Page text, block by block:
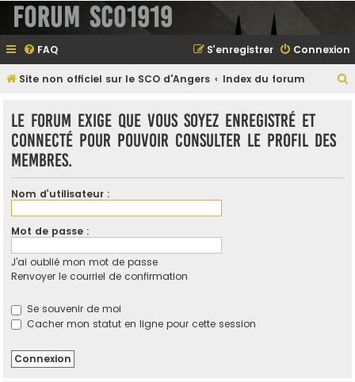
Forum SCO1919
FAQ Connexion
S’enregistrer
Site non officiel sur le SCO d'Angers Index du forum
Le forum exige que vous soyez enregistré et
connecté pour pouvoir consulter le profil des
membres.
Nom d’utilisateur :
Mot de passe :
J’ai oublié mon mot de passe
Renvoyer le courriel de confirmation
Se souvenir de moi
Cacher mon statut en ligne pour cette session